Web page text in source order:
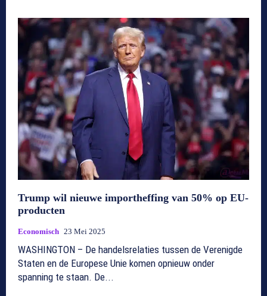
Trump wil nieuwe importheffing van 50% op EU-
producten
Economisch 23 Mei 2025
WASHINGTON – De handelsrelaties tussen de Verenigde
Staten en de Europese Unie komen opnieuw onder
spanning te staan. De...